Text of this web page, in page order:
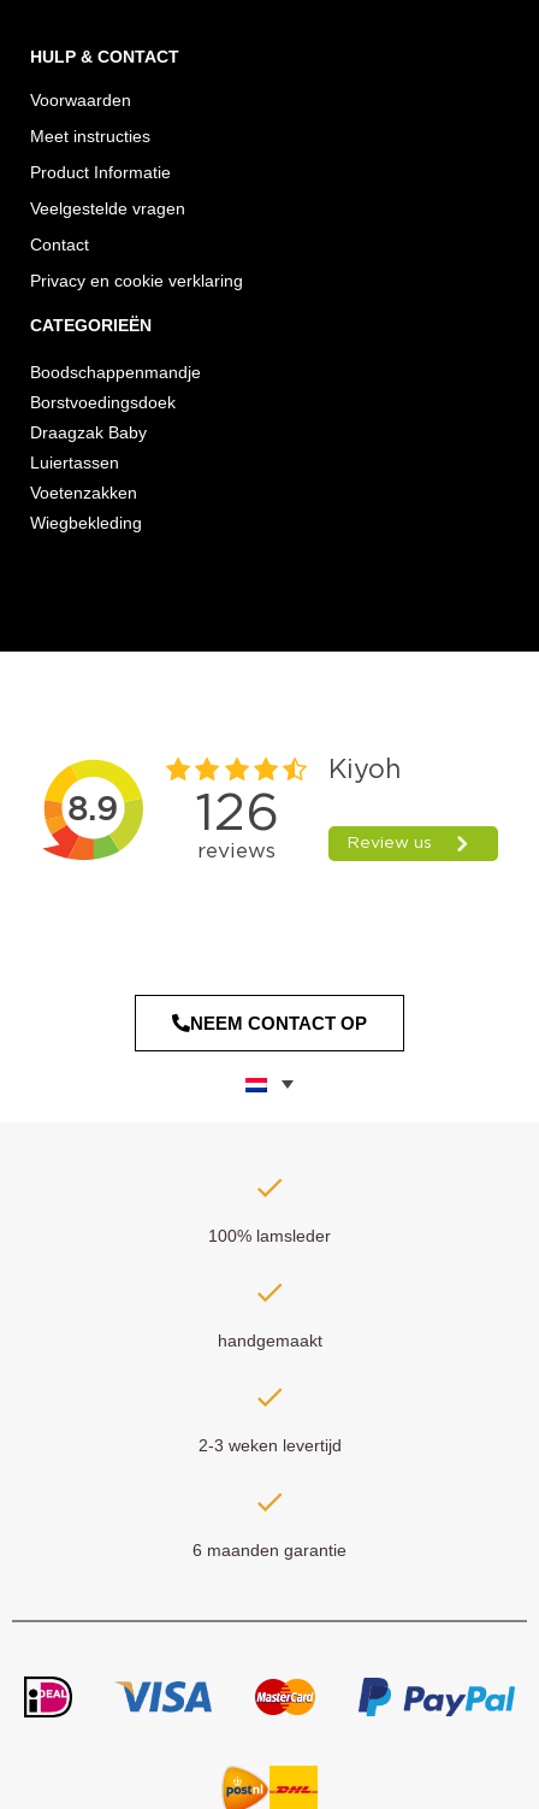
HULP & CONTACT
Voorwaarden
Meet instructies
Product Informatie
Veelgestelde vragen
Contact
Privacy en cookie verklaring
CATEGORIEËN
Boodschappenmandje
Borstvoedingsdoek
Draagzak Baby
Luiertassen
Voetenzakken
Wiegbekleding
NEEM CONTACT OP
100% lamsleder
handgemaakt
2-3 weken levertijd
6 maanden garantie